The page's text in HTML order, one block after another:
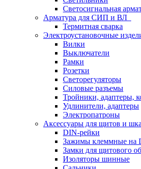
Светосигнальная
Арматура для СИП и ВЛ
Термитная сварка
Электроустановочные
Вилки
Выключатели
Рамки
Розетки
Светорегуляторы
Силовые разъемы
Тройники, адаптеры,
Удлинители, адаптеры
Электропатроны
Аксессуары для щитов и
DIN-рейки
Зажимы клеммные на
Замки для щитового
Изоляторы шинные